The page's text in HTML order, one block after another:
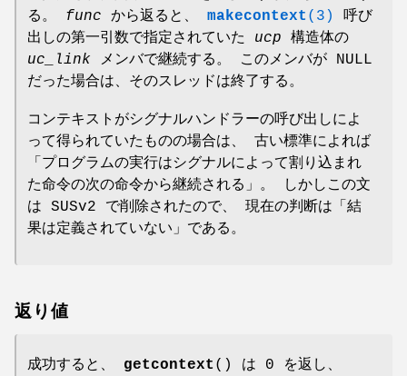
る。 func から返ると、 makecontext (3)
呼び
出しの第一引数で指定されていた ucp 構造体の
uc_link メンバで継続する。 このメンバが NULL
だった場合は、そのスレッドは終了する。
コンテキストがシグナルハンドラーの呼び出しによ
って得られていたものの場合は、 古い標準によれば
「プログラムの実行はシグナルによって割り込まれ
た命令の次の命令から継続される」。 しかしこの文
は SUSv2 で削除されたので、 現在の判断は「結
果は定義されていない」である。
返り値
成功すると、 getcontext () は 0 を返し、